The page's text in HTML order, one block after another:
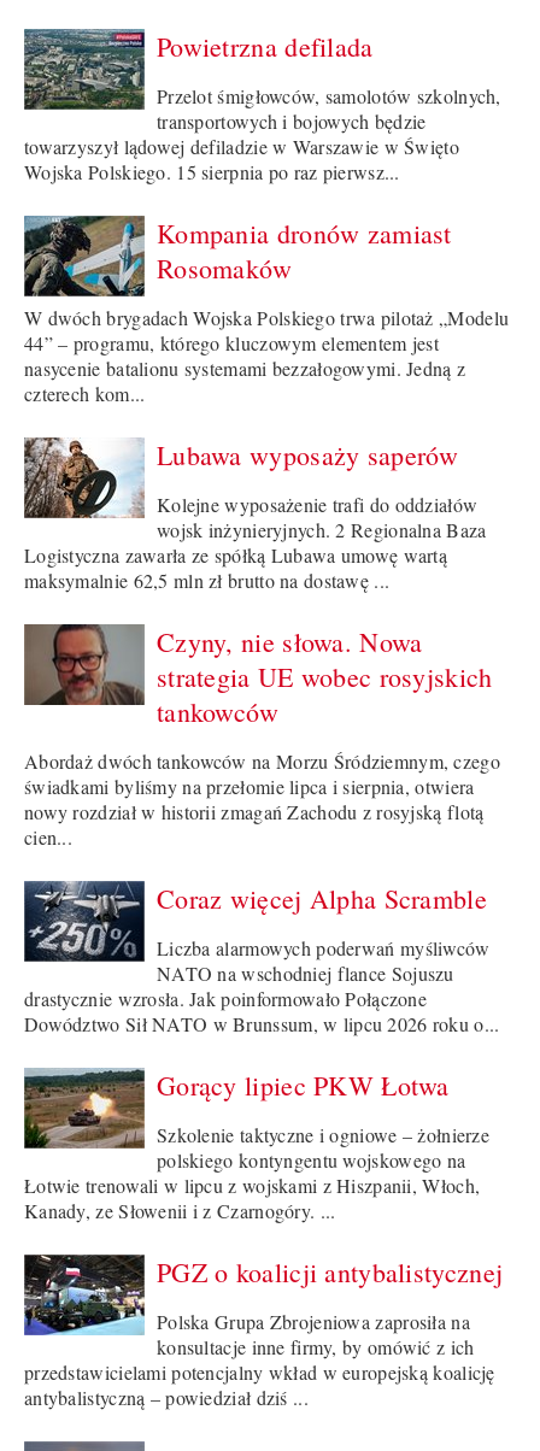
Powietrzna defilada
Przelot śmigłowców, samolotów szkolnych,
transportowych i bojowych będzie
towarzyszył lądowej defiladzie w Warszawie w Święto
Wojska Polskiego. 15 sierpnia po raz pierwsz...
Kompania dronów zamiast
Rosomaków
W dwóch brygadach Wojska Polskiego trwa pilotaż „Modelu
44” – programu, którego kluczowym elementem jest
nasycenie batalionu systemami bezzałogowymi. Jedną z
czterech kom...
Lubawa wyposaży saperów
Kolejne wyposażenie trafi do oddziałów
wojsk inżynieryjnych. 2 Regionalna Baza
Logistyczna zawarła ze spółką Lubawa umowę wartą
maksymalnie 62,5 mln zł brutto na dostawę ...
Czyny, nie słowa. Nowa
strategia UE wobec rosyjskich
tankowców
Abordaż dwóch tankowców na Morzu Śródziemnym, czego
świadkami byliśmy na przełomie lipca i sierpnia, otwiera
nowy rozdział w historii zmagań Zachodu z rosyjską flotą
cien...
Coraz więcej Alpha Scramble
Liczba alarmowych poderwań myśliwców
NATO na wschodniej flance Sojuszu
drastycznie wzrosła. Jak poinformowało Połączone
Dowództwo Sił NATO w Brunssum, w lipcu 2026 roku o...
Gorący lipiec PKW Łotwa
Szkolenie taktyczne i ogniowe – żołnierze
polskiego kontyngentu wojskowego na
Łotwie trenowali w lipcu z wojskami z Hiszpanii, Włoch,
Kanady, ze Słowenii i z Czarnogóry. ...
PGZ o koalicji antybalistycznej
Polska Grupa Zbrojeniowa zaprosiła na
konsultacje inne firmy, by omówić z ich
przedstawicielami potencjalny wkład w europejską koalicję
antybalistyczną – powiedział dziś ...